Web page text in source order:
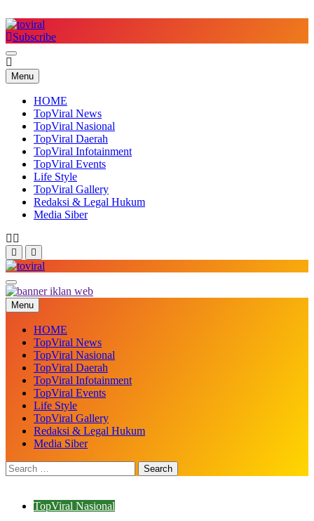
to
content
Subscribe
Menu
HOME
TopViral News
TopViral Nasional
TopViral Daerah
TopViral Infotainment
TopViral Events
Life Style
TopViral Gallery
Redaksi & Legal Hukum
Media Siber
Top Viral
Menu
HOME
TopViral News
TopViral Nasional
TopViral Daerah
TopViral Infotainment
TopViral Events
Life Style
TopViral Gallery
Redaksi & Legal Hukum
Media Siber
TopViral Nasional